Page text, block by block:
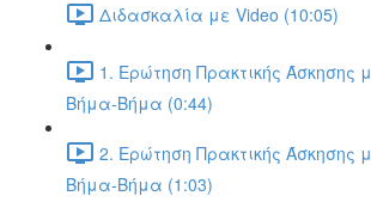
Διδασκαλία με Video (10:05)
1. Ερώτηση Πρακτικής Άσκησης
Βήμα-Βήμα (0:44)
2. Ερώτηση Πρακτικής Άσκησης
Βήμα-Βήμα (1:03)